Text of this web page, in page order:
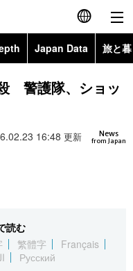
English
简体字
Русский
Japan Data 旅と
Topics
警護隊、ショッ
News
from Japan
16:48 更新
読む
繁體字
Français
Русский